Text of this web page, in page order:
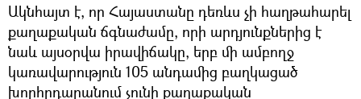
Ակնհայտ է, որ Հայաստանը դեռևս չի հաղթահարել
քաղաքական ճգնաժամը, որի արդյունքներից է
նաև այսօրվա իրավիճակը, երբ մի ամբողջ
կառավարություն 105 անդամից բաղկացած
խորհրդարանում չունի քաղաքական